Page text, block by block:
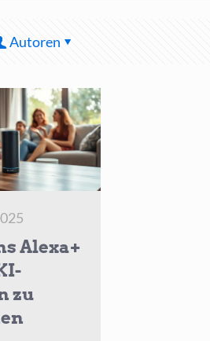
Autoren
Alexa+
zu